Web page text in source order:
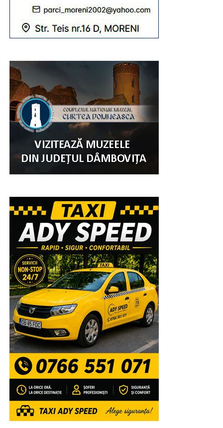
la ceremoniile sfinte să participe peste 20.000 de
credincioși, din Eparhie, din județele învecinate, dar și din
alte zone ale țării.
Înaltpreasfințitul Părinte Arhiepiscop și Mitropolit
Nifon, împreună cu Ierarhii invitați: Înaltpreasfințitul
Părinte Varsanufie – Arhiepiscopul Râmnicului,
Preasfințitul Părinte Visarion – Episcopul Tulcii,
Preasfințitul Părinte Ieronim – Episcopul Daciei Felix
și Preasfințitul Părinte Teofil Trotușanul – Episcop
Vicar al Arhiepiscopiei Romanului și Bacăului.
Înaltpreasfinția Sa va lansa, la finalul sfintei slujbe,
volumele recent tipărite de Editura Arhiepiscopiei
Târgoviștei: „Voievozi de la Târgoviște – ctitori de
spiritualitate ortodoxă” și „Mitropolitul Ștefan I al Țării
Românești – promotor al misiunii Bisericii prin
intermediul tiparului”, precum și broșurile din colecția
misionar-educativă dedicată tinerilor: „Familia –
fundament al valorilor Evangheliei lui Hristos” și
„Credință și mărturisire în spațiul virtual”.
După aceea, Chiriarhul nostru va acorda „Diploma de
Excelență Sfântul Ierarh Nifon” și premii elevilor care
au obținut primele locuri la etapa națională a
Olimpiadelor și Concursurilor școlare 2025-2026,
care au obținut media generală 10 la Examenul de
Bacalaureat, precum și unor tineri campioni la diferite